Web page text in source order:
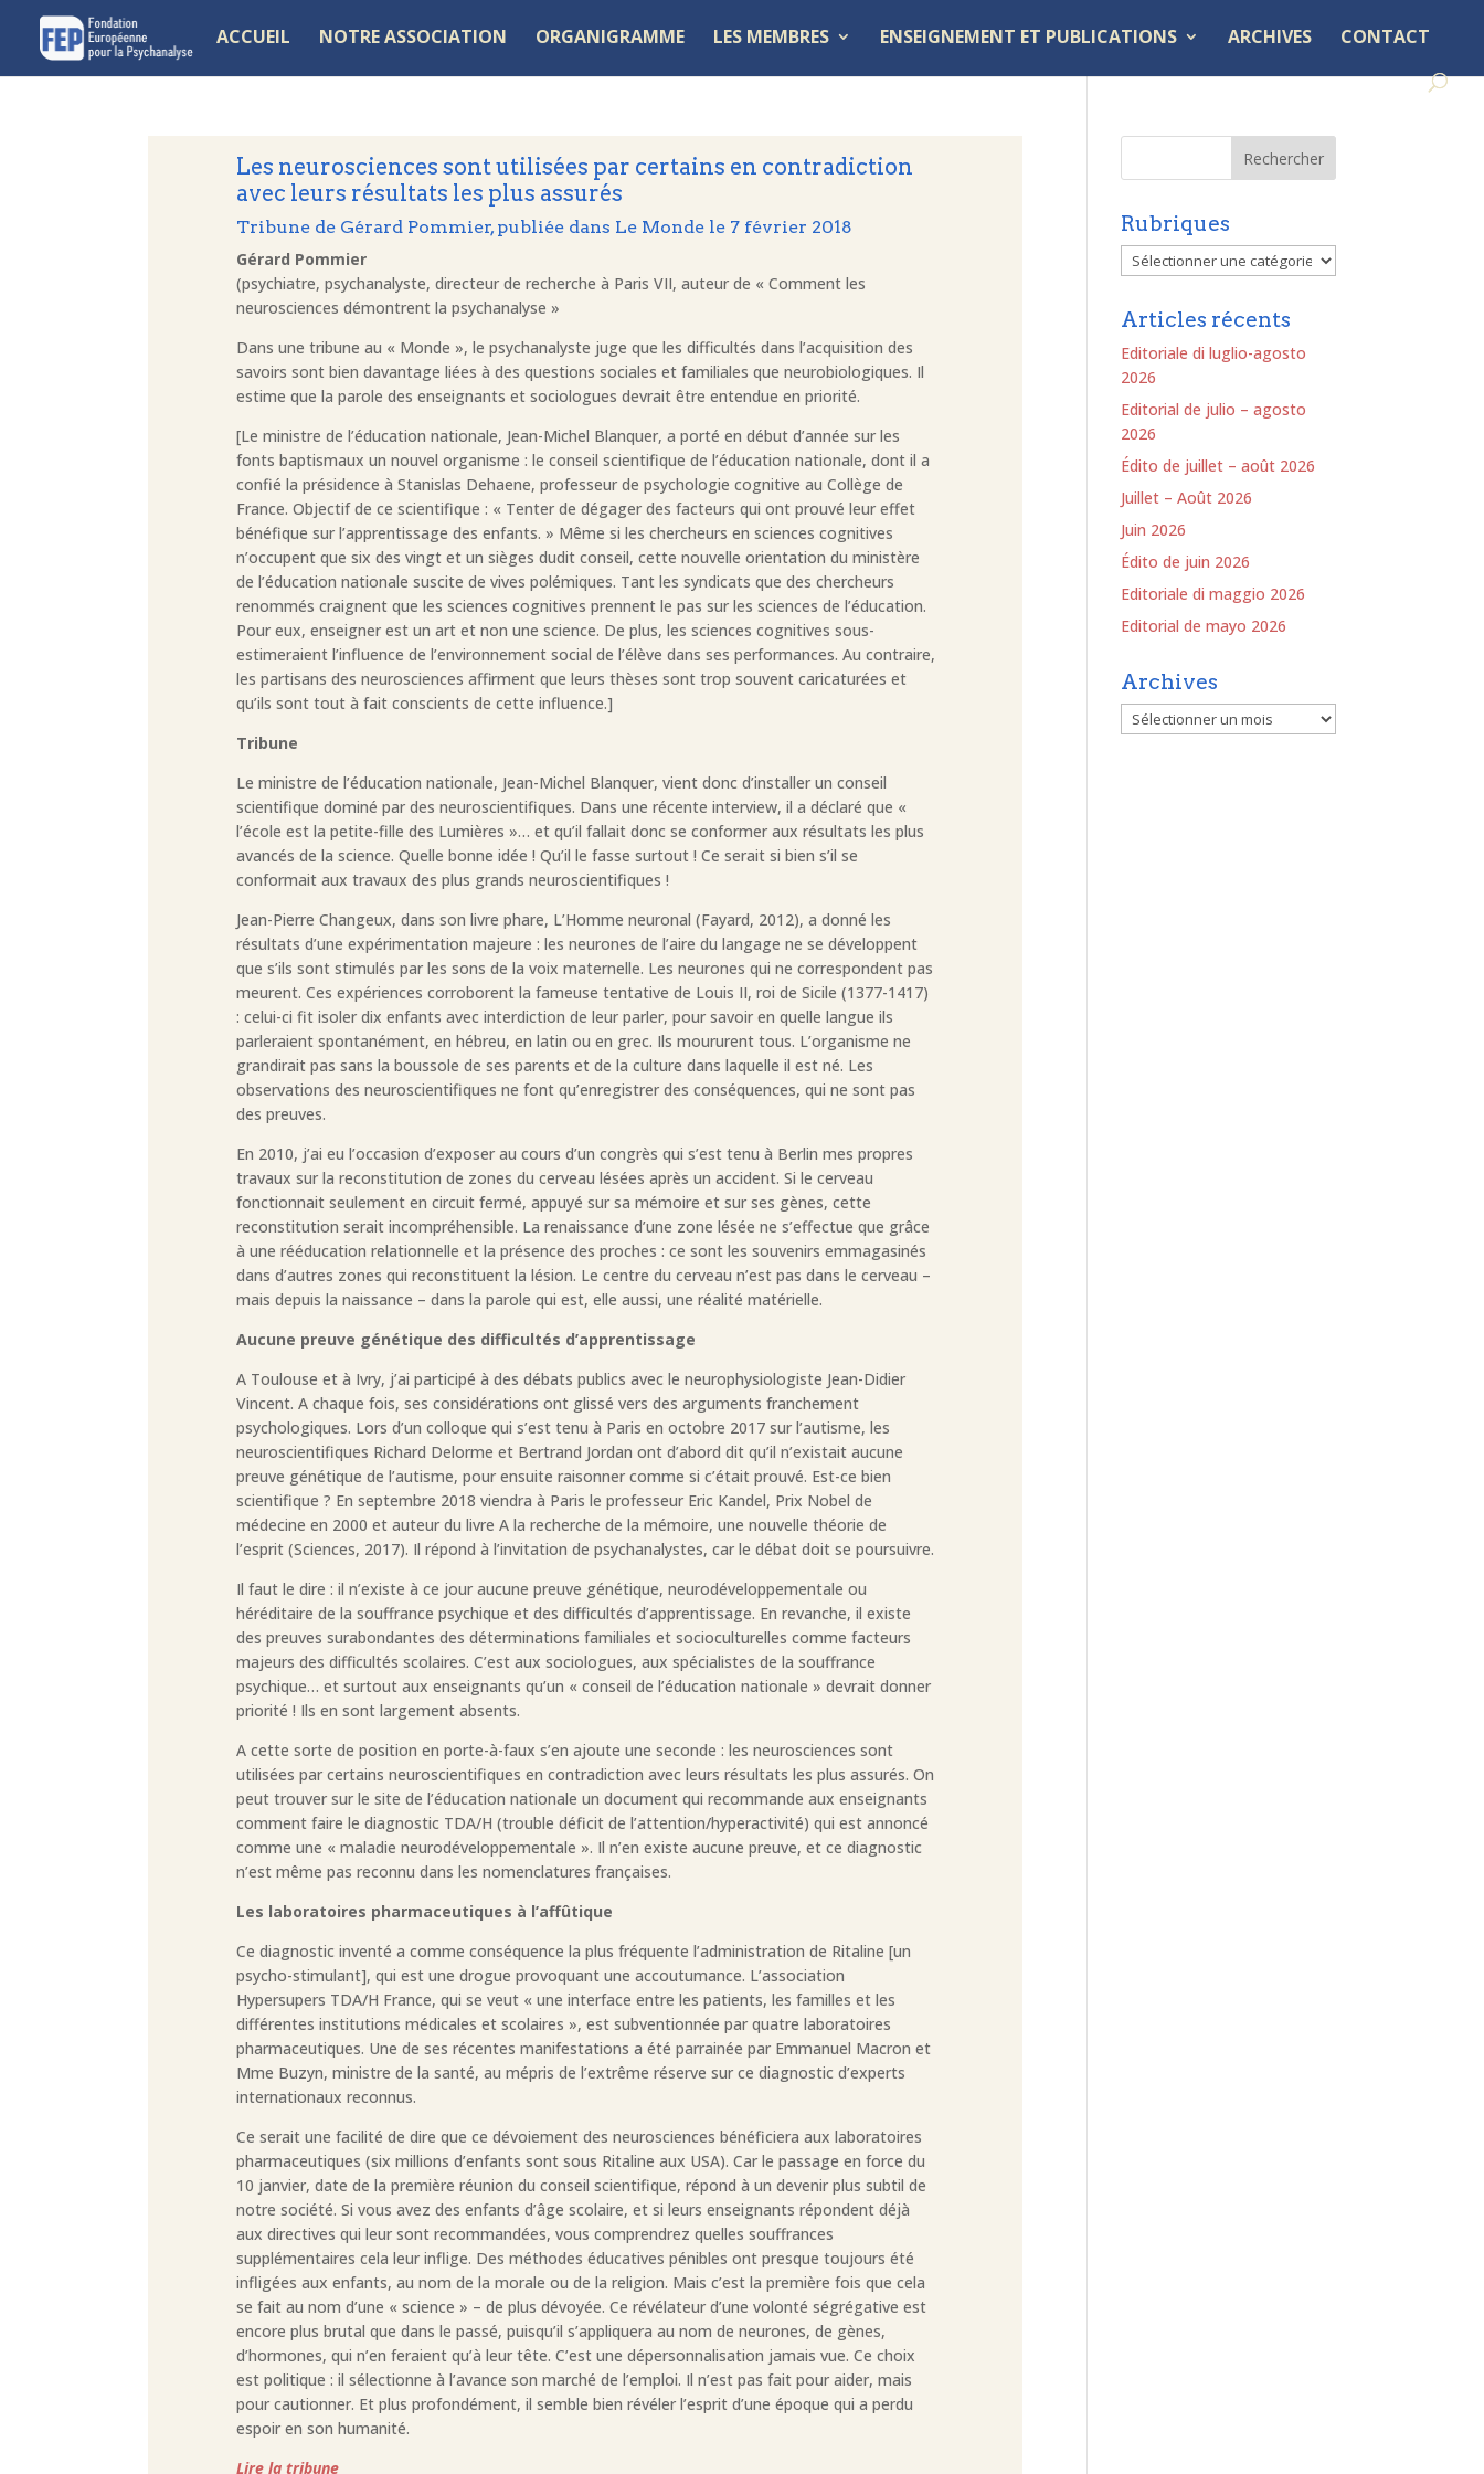
ACCUEIL NOTRE ASSOCIATION ORGANIGRAMME LES MEMBRES ENSEIGNEMENT ET PUBLICATIONS ARCHIVES CONTACT
Les neurosciences sont utilisées par certains en contradiction
avec leurs résultats les plus assurés
Tribune de Gérard Pommier, publiée dans Le Monde le 7 février 2018
Gérard Pommier
(psychiatre, psychanalyste, directeur de recherche à Paris VII, auteur de « Comment les
neurosciences démontrent la psychanalyse »
Dans une tribune au « Monde », le psychanalyste juge que les difficultés dans l’acquisition des
savoirs sont bien davantage liées à des questions sociales et familiales que neurobiologiques. Il
estime que la parole des enseignants et sociologues devrait être entendue en priorité.
[Le ministre de l’éducation nationale, Jean-Michel Blanquer, a porté en début d’année sur les
fonts baptismaux un nouvel organisme : le conseil scientifique de l’éducation nationale, dont il a
confié la présidence à Stanislas Dehaene, professeur de psychologie cognitive au Collège de
France. Objectif de ce scientifique : « Tenter de dégager des facteurs qui ont prouvé leur effet
bénéfique sur l’apprentissage des enfants. » Même si les chercheurs en sciences cognitives
n’occupent que six des vingt et un sièges dudit conseil, cette nouvelle orientation du ministère
de l’éducation nationale suscite de vives polémiques. Tant les syndicats que des chercheurs
renommés craignent que les sciences cognitives prennent le pas sur les sciences de l’éducation.
Pour eux, enseigner est un art et non une science. De plus, les sciences cognitives sous-
estimeraient l’influence de l’environnement social de l’élève dans ses performances. Au contraire,
les partisans des neurosciences affirment que leurs thèses sont trop souvent caricaturées et
qu’ils sont tout à fait conscients de cette influence.]
Tribune
Le ministre de l’éducation nationale, Jean-Michel Blanquer, vient donc d’installer un conseil
scientifique dominé par des neuroscientifiques. Dans une récente interview, il a déclaré que «
l’école est la petite-fille des Lumières »… et qu’il fallait donc se conformer aux résultats les plus
avancés de la science. Quelle bonne idée ! Qu’il le fasse surtout ! Ce serait si bien s’il se
conformait aux travaux des plus grands neuroscientifiques !
Jean-Pierre Changeux, dans son livre phare, L’Homme neuronal (Fayard, 2012), a donné les
résultats d’une expérimentation majeure : les neurones de l’aire du langage ne se développent
que s’ils sont stimulés par les sons de la voix maternelle. Les neurones qui ne correspondent pas
meurent. Ces expériences corroborent la fameuse tentative de Louis II, roi de Sicile (1377-1417)
: celui-ci fit isoler dix enfants avec interdiction de leur parler, pour savoir en quelle langue ils
parleraient spontanément, en hébreu, en latin ou en grec. Ils moururent tous. L’organisme ne
grandirait pas sans la boussole de ses parents et de la culture dans laquelle il est né. Les
observations des neuroscientifiques ne font qu’enregistrer des conséquences, qui ne sont pas
des preuves.
En 2010, j’ai eu l’occasion d’exposer au cours d’un congrès qui s’est tenu à Berlin mes propres
travaux sur la reconstitution de zones du cerveau lésées après un accident. Si le cerveau
fonctionnait seulement en circuit fermé, appuyé sur sa mémoire et sur ses gènes, cette
reconstitution serait incompréhensible. La renaissance d’une zone lésée ne s’effectue que grâce
à une rééducation relationnelle et la présence des proches : ce sont les souvenirs emmagasinés
dans d’autres zones qui reconstituent la lésion. Le centre du cerveau n’est pas dans le cerveau –
mais depuis la naissance – dans la parole qui est, elle aussi, une réalité matérielle.
Aucune preuve génétique des difficultés d’apprentissage
A Toulouse et à Ivry, j’ai participé à des débats publics avec le neurophysiologiste Jean-Didier
Vincent. A chaque fois, ses considérations ont glissé vers des arguments franchement
psychologiques. Lors d’un colloque qui s’est tenu à Paris en octobre 2017 sur l’autisme, les
neuroscientifiques Richard Delorme et Bertrand Jordan ont d’abord dit qu’il n’existait aucune
preuve génétique de l’autisme, pour ensuite raisonner comme si c’était prouvé. Est-ce bien
scientifique ? En septembre 2018 viendra à Paris le professeur Eric Kandel, Prix Nobel de
médecine en 2000 et auteur du livre A la recherche de la mémoire, une nouvelle théorie de
l’esprit (Sciences, 2017). Il répond à l’invitation de psychanalystes, car le débat doit se poursuivre.
Il faut le dire : il n’existe à ce jour aucune preuve génétique, neurodéveloppementale ou
héréditaire de la souffrance psychique et des difficultés d’apprentissage. En revanche, il existe
des preuves surabondantes des déterminations familiales et socioculturelles comme facteurs
majeurs des difficultés scolaires. C’est aux sociologues, aux spécialistes de la souffrance
psychique… et surtout aux enseignants qu’un « conseil de l’éducation nationale » devrait donner
priorité ! Ils en sont largement absents.
A cette sorte de position en porte-à-faux s’en ajoute une seconde : les neurosciences sont
utilisées par certains neuroscientifiques en contradiction avec leurs résultats les plus assurés. On
peut trouver sur le site de l’éducation nationale un document qui recommande aux enseignants
comment faire le diagnostic TDA/H (trouble déficit de l’attention/hyperactivité) qui est annoncé
comme une « maladie neurodéveloppementale ». Il n’en existe aucune preuve, et ce diagnostic
n’est même pas reconnu dans les nomenclatures françaises.
Les laboratoires pharmaceutiques à l’affûtique
Ce diagnostic inventé a comme conséquence la plus fréquente l’administration de Ritaline [un
psycho-stimulant], qui est une drogue provoquant une accoutumance. L’association
Hypersupers TDA/H France, qui se veut « une interface entre les patients, les familles et les
différentes institutions médicales et scolaires », est subventionnée par quatre laboratoires
pharmaceutiques. Une de ses récentes manifestations a été parrainée par Emmanuel Macron et
Mme Buzyn, ministre de la santé, au mépris de l’extrême réserve sur ce diagnostic d’experts
internationaux reconnus.
Ce serait une facilité de dire que ce dévoiement des neurosciences bénéficiera aux laboratoires
pharmaceutiques (six millions d’enfants sont sous Ritaline aux USA). Car le passage en force du
10 janvier, date de la première réunion du conseil scientifique, répond à un devenir plus subtil de
notre société. Si vous avez des enfants d’âge scolaire, et si leurs enseignants répondent déjà
aux directives qui leur sont recommandées, vous comprendrez quelles souffrances
supplémentaires cela leur inflige. Des méthodes éducatives pénibles ont presque toujours été
infligées aux enfants, au nom de la morale ou de la religion. Mais c’est la première fois que cela
se fait au nom d’une « science » – de plus dévoyée. Ce révélateur d’une volonté ségrégative est
encore plus brutal que dans le passé, puisqu’il s’appliquera au nom de neurones, de gènes,
d’hormones, qui n’en feraient qu’à leur tête. C’est une dépersonnalisation jamais vue. Ce choix
est politique : il sélectionne à l’avance son marché de l’emploi. Il n’est pas fait pour aider, mais
pour cautionner. Et plus profondément, il semble bien révéler l’esprit d’une époque qui a perdu
espoir en son humanité.
Lire la tribune
Rubriques
Rubriques
Articles récents
Editoriale di luglio-agosto
2026
Editorial de julio – agosto
2026
Édito de juillet – août 2026
Juillet – Août 2026
Juin 2026
Édito de juin 2026
Editoriale di maggio 2026
Editorial de mayo 2026
Archives
Archives